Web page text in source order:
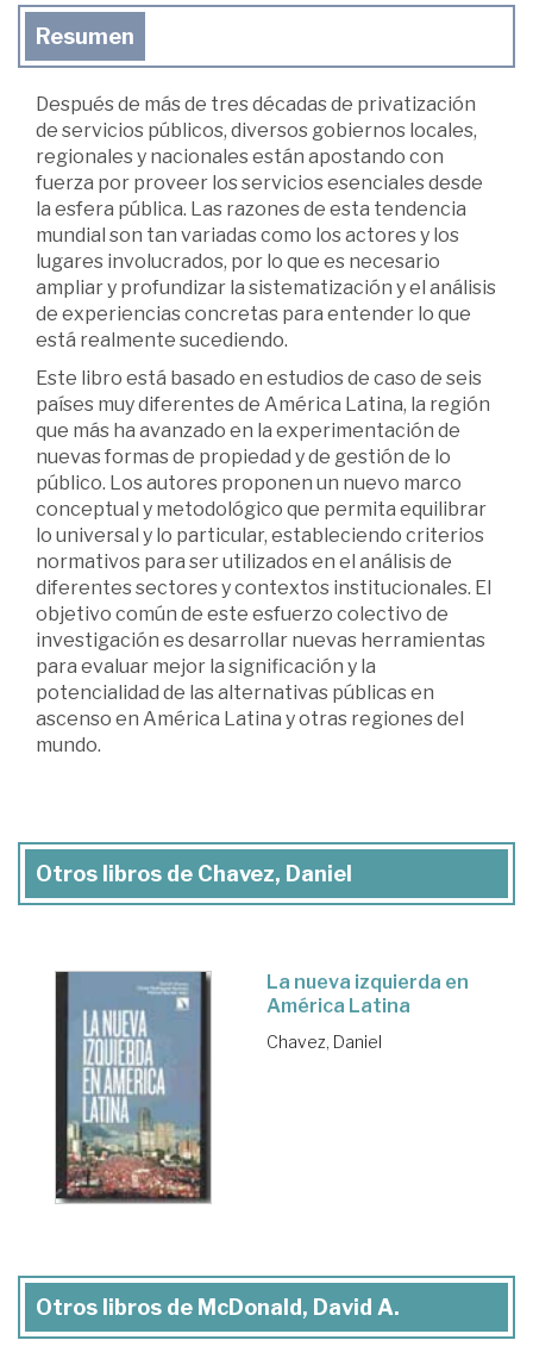
Resumen
Después de más de tres décadas de privatización
de servicios públicos, diversos gobiernos locales,
regionales y nacionales están apostando con
fuerza por proveer los servicios esenciales desde
la esfera pública. Las razones de esta tendencia
mundial son tan variadas como los actores y los
lugares involucrados, por lo que es necesario
ampliar y profundizar la sistematización y el análisis
de experiencias concretas para entender lo que
está realmente sucediendo.
Este libro está basado en estudios de caso de seis
países muy diferentes de América Latina, la región
que más ha avanzado en la experimentación de
nuevas formas de propiedad y de gestión de lo
público. Los autores proponen un nuevo marco
conceptual y metodológico que permita equilibrar
lo universal y lo particular, estableciendo criterios
normativos para ser utilizados en el análisis de
diferentes sectores y contextos institucionales. El
objetivo común de este esfuerzo colectivo de
investigación es desarrollar nuevas herramientas
para evaluar mejor la significación y la
potencialidad de las alternativas públicas en
ascenso en América Latina y otras regiones del
mundo.
Otros libros de Chavez, Daniel
La nueva izquierda en
América Latina
Chavez, Daniel
Otros libros de McDonald, David A.